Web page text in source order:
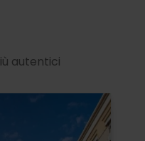
autentici